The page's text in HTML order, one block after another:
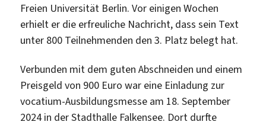
Freien Universität Berlin. Vor einigen Wochen
erhielt er die erfreuliche Nachricht, dass sein Text
unter 800 Teilnehmenden den 3. Platz belegt hat.
Verbunden mit dem guten Abschneiden und einem
Preisgeld von 900 Euro war eine Einladung zur
vocatium-Ausbildungsmesse am 18. September
2024 in der Stadthalle Falkensee. Dort durfte